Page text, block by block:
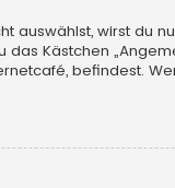
auswählst, wirst du
Kästchen
befindest.